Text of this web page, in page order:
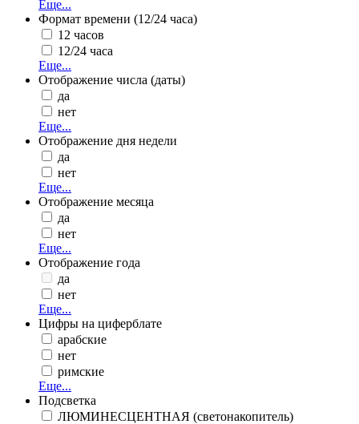
Еще...
Формат времени (12/24 часа)
12 часов
12/24 часа
Еще...
Отображение числа (даты)
да
нет
Еще...
Отображение дня недели
да
нет
Еще...
Отображение месяца
да
нет
Еще...
Отображение года
да
нет
Еще...
Цифры на циферблате
арабские
нет
римские
Еще...
Подсветка
ЛЮМИНЕСЦЕНТНАЯ (светонакопитель)